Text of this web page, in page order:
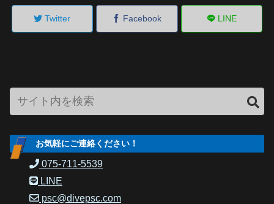
Twitter Facebook LINE
お気軽にご連絡ください！
075-711-5539
LINE
psc@divepsc.com